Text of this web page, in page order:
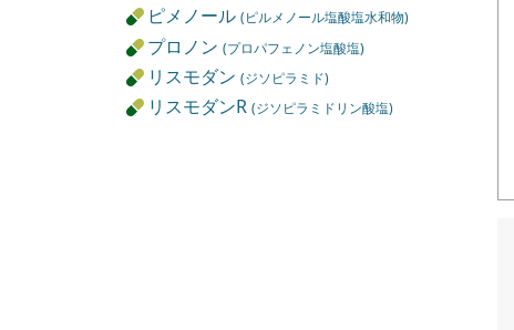
ピメノール(ピルメノール塩酸塩水和物)
プロノン(プロパフェノン塩酸塩)
リスモダン(ジソピラミド)
リスモダンR(ジソピラミドリン酸塩)